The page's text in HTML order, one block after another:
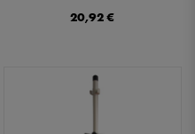
20,92 €